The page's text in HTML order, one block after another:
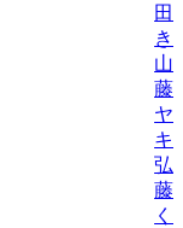
田
き
山
藤
ヤ
キ
弘/
藤
く